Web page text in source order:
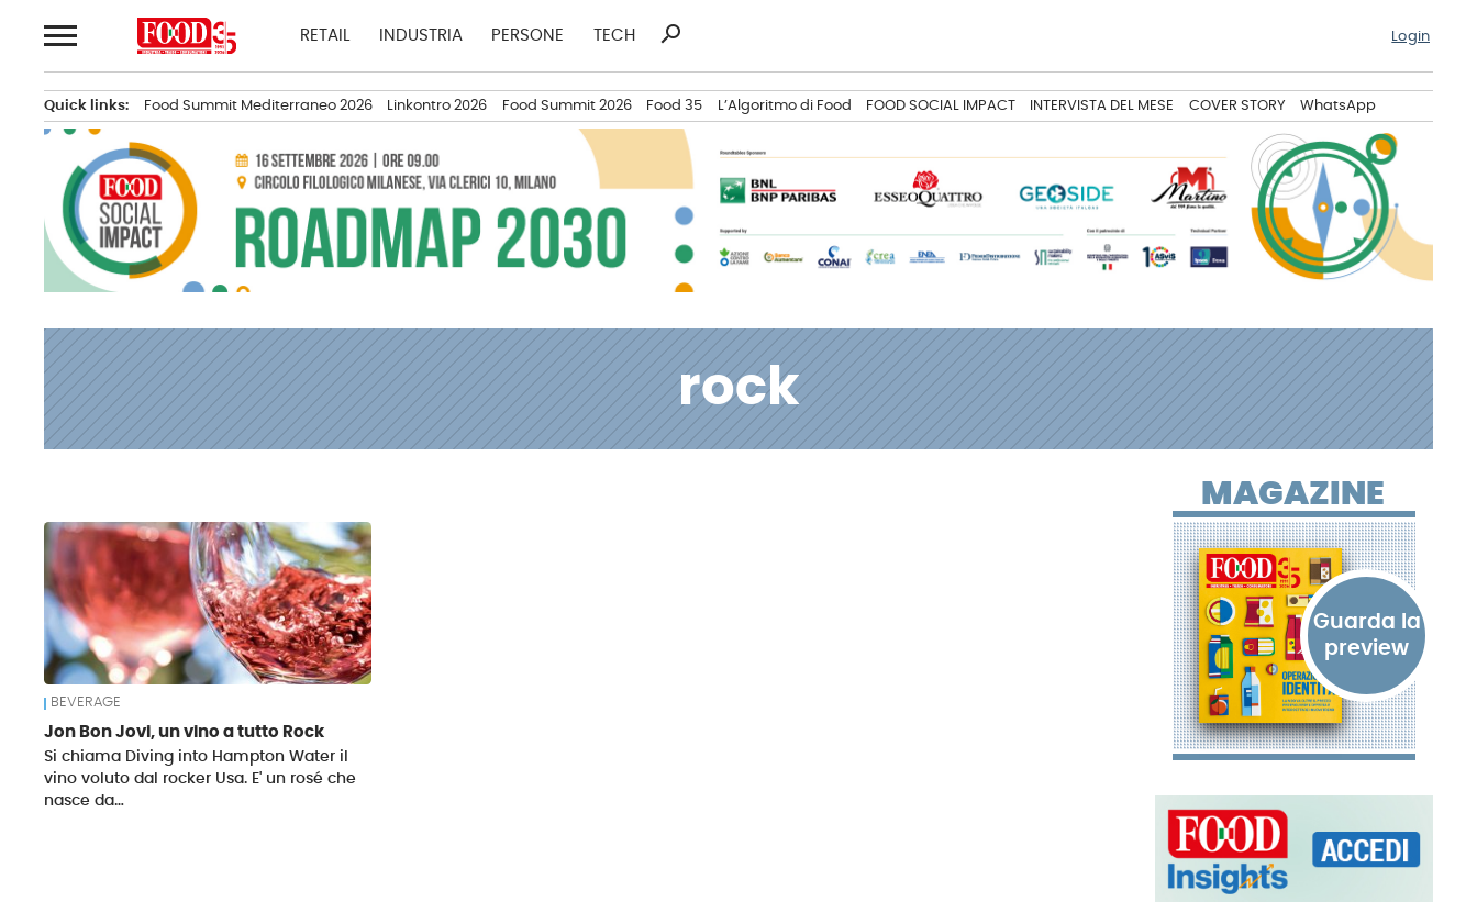
al
RETAIL INDUSTRIA PERSONE TECH
Ricerca
search Login
Quick links: Food Summit Mediterraneo 2026 Linkontro 2026 Food Summit 2026 Food 35 L’Algoritmo di Food FOOD SOCIAL IMPACT INTERVISTA DEL MESE COVER STORY WhatsApp
rock
News
BEVERAGE
Jon Bon Jovi, un vino a tutto Rock
Si chiama Diving into Hampton Water il
vino voluto dal rocker Usa. E' un rosé che
nasce da…
MAGAZINE